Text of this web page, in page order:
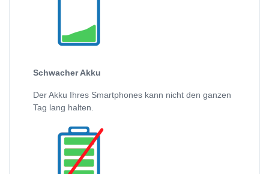
Schwacher Akku
Der Akku Ihres Smartphones kann nicht den ganzen
Tag lang halten.